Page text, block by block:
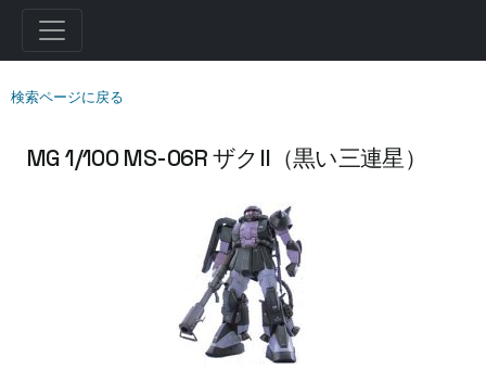
検索ページに戻る
MG 1/100 MS-06R ザクII（黒い三連星）